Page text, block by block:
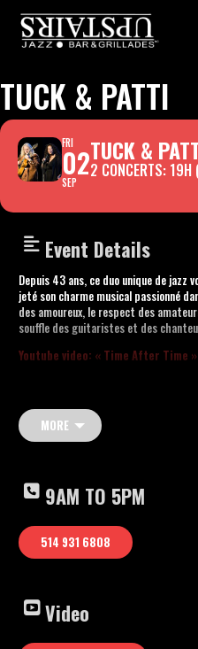
Skip
TUCK & PATTI
FRI
02
SEP
TUCK &
2 CONCERTS:
Event Details
Depuis 43 ans, ce duo unique de
jeté son charme musical passionné
des amoureux, le respect des
souffle des guitaristes et des
Youtube video: « Time After Time »
MORE
9AM TO 5PM
514 931 6808
Video